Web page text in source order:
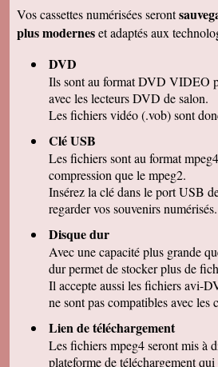
bonne qualité. Cordialement
Marcel G
numerisées. c'est vraiment un
René DR
Nous avons testé : tout semble
récupération sur Final Cut Pro
Margot P
Studio très compétent,
arrangeant à prix bon marché, je
vivement !
Christian R
NOUS VENONS DE
ET TENONS A VOUS
VOTRE :
-ACCUEIL
-QUALITE DE TRAVAIL
-PROFESSIONNALISME
François M
C'est avec grand plaisir que j'ai
passage professionnel à
duplication VHS/USB recue ce
Permettez moi de vous féliciter
Vos cassettes numérisées seront
plus moderneset adaptés aux
DVD
Ils sont au format DVD VIDEO
avec les lecteurs DVD de salon.
Les fichiers vidéo (.vob) sont
Clé USB
Les fichiers sont au format
compression que le mpeg2.
Insérez la clé dans le port USB
regarder vos souvenirs numérisés.
Disque dur
Avec une capacité plus grande
dur permet de stocker plus de
Il accepte aussi les fichiers avi-
ne sont pas compatibles avec les
Lien de téléchargement
Les fichiers mpeg4 seront mis à
plateforme de téléchargement qui